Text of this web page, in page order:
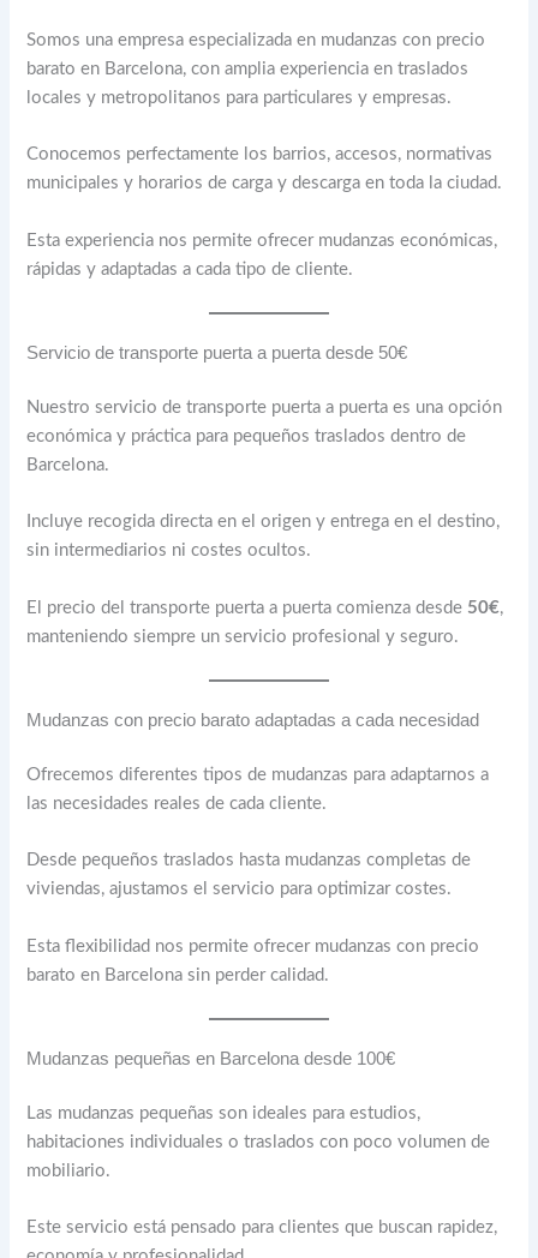
Somos una empresa especializada en mudanzas con precio
barato en Barcelona, con amplia experiencia en traslados
locales y metropolitanos para particulares y empresas.
Conocemos perfectamente los barrios, accesos, normativas
municipales y horarios de carga y descarga en toda la ciudad.
Esta experiencia nos permite ofrecer mudanzas económicas,
rápidas y adaptadas a cada tipo de cliente.
Servicio de transporte puerta a puerta desde 50€
Nuestro servicio de transporte puerta a puerta es una opción
económica y práctica para pequeños traslados dentro de
Barcelona.
Incluye recogida directa en el origen y entrega en el destino,
sin intermediarios ni costes ocultos.
El precio del transporte puerta a puerta comienza desde 50€,
manteniendo siempre un servicio profesional y seguro.
Mudanzas con precio barato adaptadas a cada necesidad
Ofrecemos diferentes tipos de mudanzas para adaptarnos a
las necesidades reales de cada cliente.
Desde pequeños traslados hasta mudanzas completas de
viviendas, ajustamos el servicio para optimizar costes.
Esta flexibilidad nos permite ofrecer mudanzas con precio
barato en Barcelona sin perder calidad.
Mudanzas pequeñas en Barcelona desde 100€
Las mudanzas pequeñas son ideales para estudios,
habitaciones individuales o traslados con poco volumen de
mobiliario.
Este servicio está pensado para clientes que buscan rapidez,